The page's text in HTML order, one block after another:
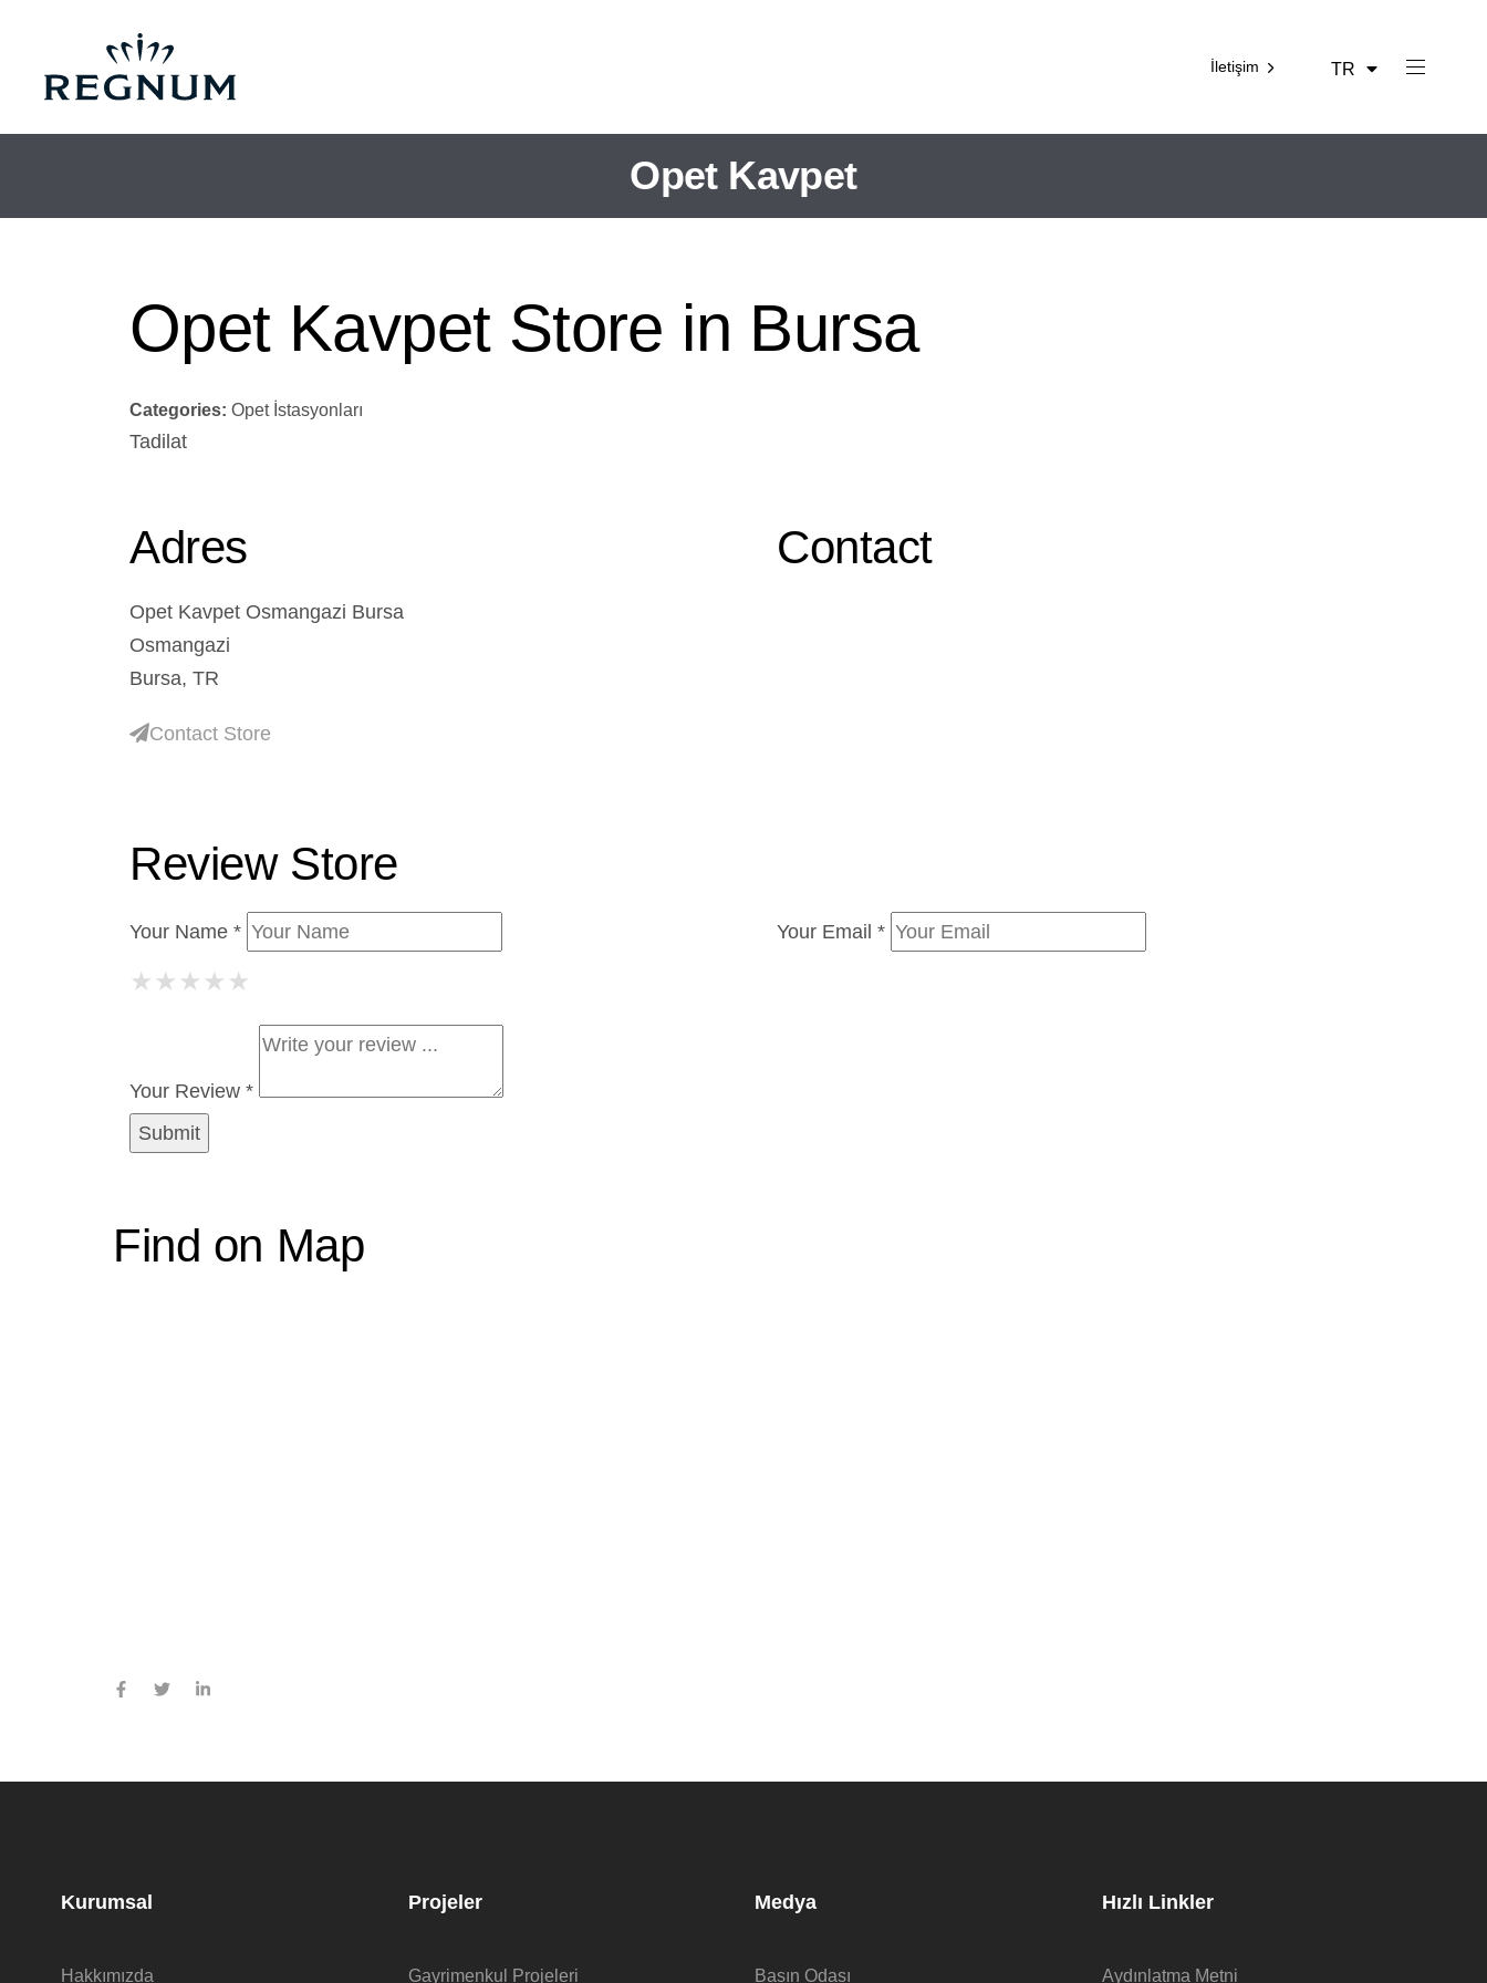
İletişim TR
EN
Opet Kavpet
Opet Kavpet Store in Bursa
Categories: Opet İstasyonları
Tadilat
Adres
Opet Kavpet Osmangazi Bursa
Osmangazi
Bursa, TR
Contact
Contact Store
Review Store
Your Name * Your Email *
★
★ ★
★ ★ ★
★ ★ ★ ★
★ ★ ★ ★ ★
Your Review *
Find on Map
Kurumsal
Hakkımızda
Projeler
Gayrimenkul Projeleri
Medya
Basın Odası
Hızlı Linkler
Aydınlatma Metni